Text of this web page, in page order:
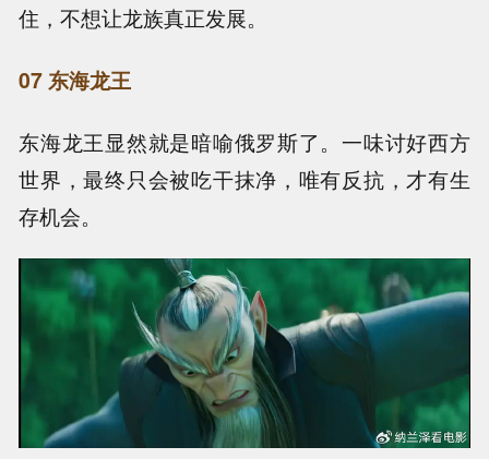
住，不想让龙族真正发展。
07 东海龙王
东海龙王显然就是暗喻俄罗斯了。一味讨好西方
世界，最终只会被吃干抹净，唯有反抗，才有生
存机会。